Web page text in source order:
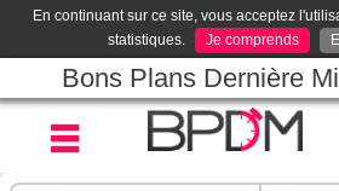
En continuant sur ce site, vous acceptez
statistiques.
Je comprends
Bons Plans Dernière